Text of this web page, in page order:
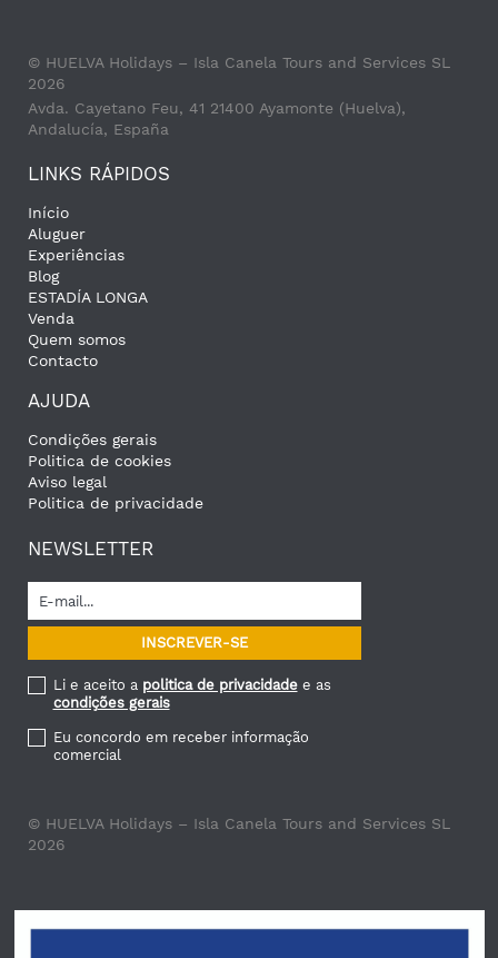
© HUELVA Holidays – Isla Canela Tours and Services SL
2026
Avda. Cayetano Feu, 41 21400 Ayamonte (Huelva),
Andalucía, España
LINKS RÁPIDOS
Início
Aluguer
Experiências
Blog
ESTADÍA LONGA
Venda
Quem somos
Contacto
AJUDA
Condições gerais
Politica de cookies
Aviso legal
Politica de privacidade
NEWSLETTER
Li e aceito a politica de privacidadee as
condições gerais
Eu concordo em receber informação
comercial
© HUELVA Holidays – Isla Canela Tours and Services SL
2026